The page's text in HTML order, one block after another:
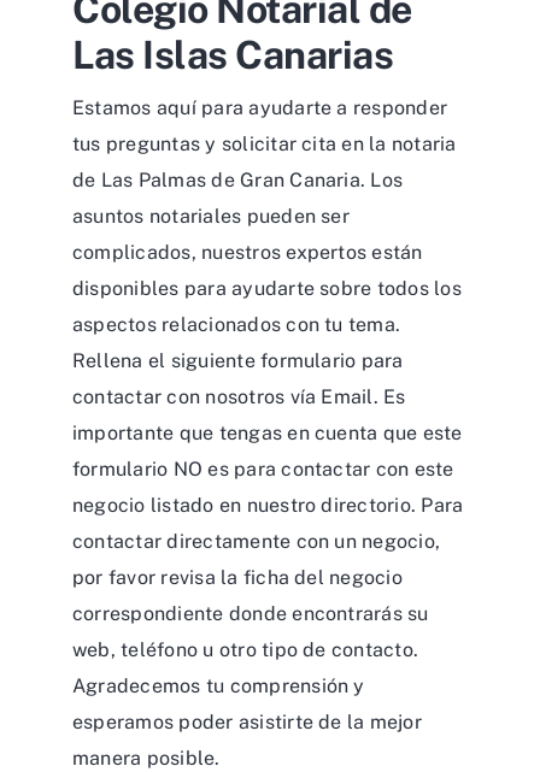
Colegio Notarial de
Las Islas Canarias
Estamos aquí para ayudarte a responder
tus preguntas y solicitar cita en la notaria
de Las Palmas de Gran Canaria. Los
asuntos notariales pueden ser
complicados, nuestros expertos están
disponibles para ayudarte sobre todos los
aspectos relacionados con tu tema.
Rellena el siguiente formulario para
contactar con nosotros vía Email. Es
importante que tengas en cuenta que este
formulario NO es para contactar con este
negocio listado en nuestro directorio. Para
contactar directamente con un negocio,
por favor revisa la ficha del negocio
correspondiente donde encontrarás su
web, teléfono u otro tipo de contacto.
Agradecemos tu comprensión y
esperamos poder asistirte de la mejor
manera posible.